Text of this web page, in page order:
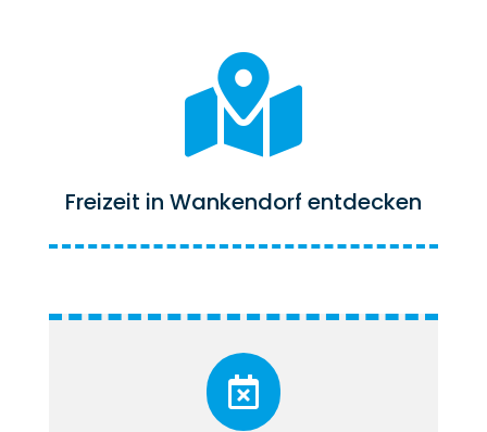

Freizeit in Wankendorf entdecken
